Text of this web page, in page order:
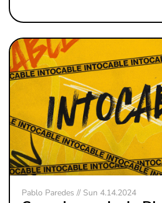
Pablo Paredes // Sun 4.14.2024